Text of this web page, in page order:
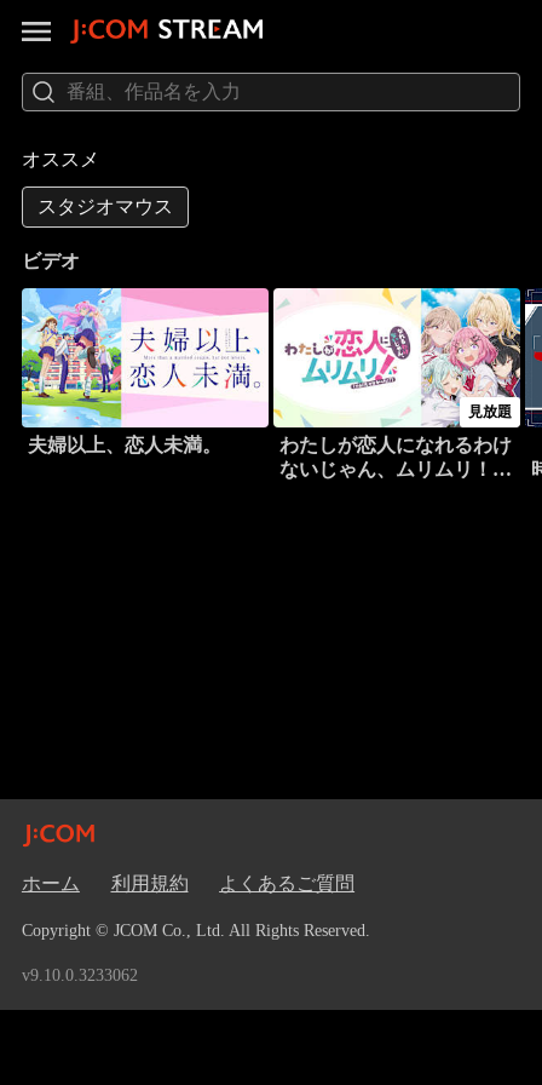
オススメ
スタジオマウス
ビデオ
夫婦以上、恋人未満。
見放題
わたしが恋人になれるわけ
ないじゃん、ムリムリ！
ホーム 利用規約 よくあるご質問
Copyright © JCOM Co., Ltd. All Rights Reserved.
v9.10.0.3233062